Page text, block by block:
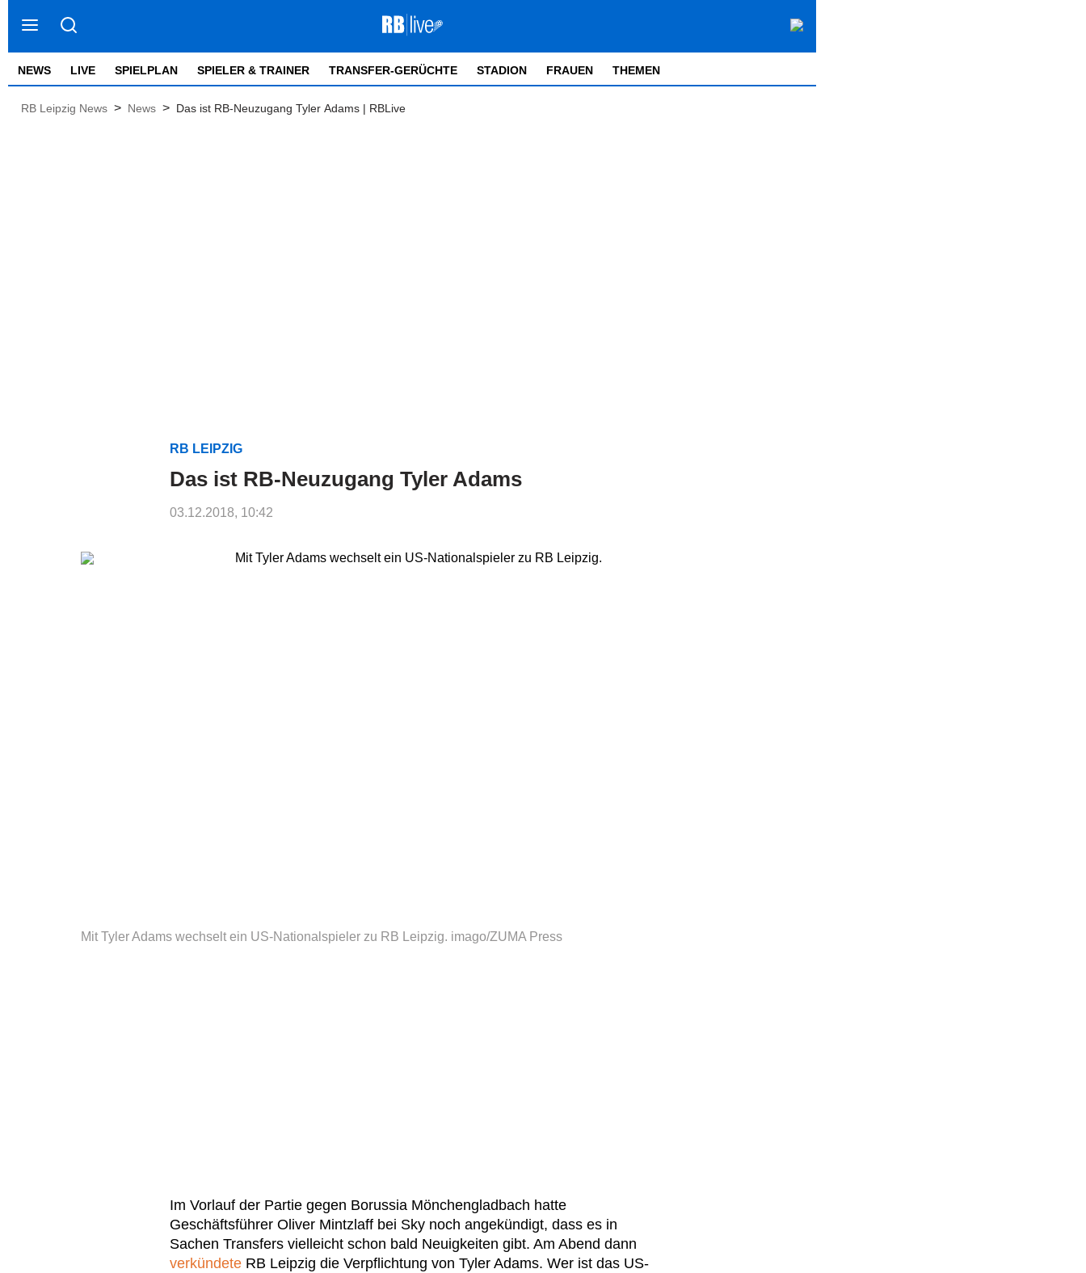
NEWS LIVE SPIELPLAN SPIELER & TRAINER TRANSFER-GERÜCHTE STADION FRAUEN THEMEN
RB Leipzig News > News > Das ist RB-Neuzugang Tyler Adams | RBLive
RB LEIPZIG
Das ist RB-Neuzugang Tyler Adams
03.12.2018, 10:42
Mit Tyler Adams wechselt ein US-Nationalspieler zu RB Leipzig. imago/ZUMA Press
Im Vorlauf der Partie gegen Borussia Mönchengladbach hatte
Geschäftsführer Oliver Mintzlaff bei Sky noch angekündigt, dass es in
Sachen Transfers vielleicht schon bald Neuigkeiten gibt. Am Abend dann
verkündete RB Leipzig die Verpflichtung von Tyler Adams. Wer ist das US-